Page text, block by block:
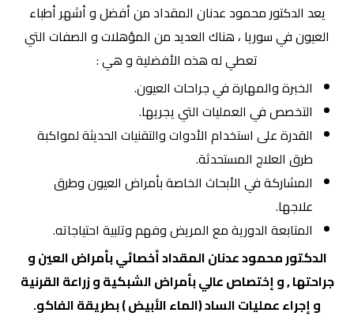
يعد الدكتور محمود عدنان المقداد من أفضل و أشهر أطباء
العيون في سوريا ، هناك العديد من المؤهلات و الصفات التي
تعطي له هذه الأفضلية و هي :
الخبرة والمهارة في جراحات العيون.
التخصص في العمليات التي يجريها.
القدرة على استخدام الأدوات والتقنيات الحديثة لمواكبة
طرق العلاج المستحدثة.
المشاركة في الأبحاث الخاصة بأمراض العيون وطرق
علاجها.
المتابعة الدورية مع المريض وفهم وتلبية احتياجاته.
الدكتور محمود عدنان المقداد أخصائي بأمراض العين و
جراحتها , و إختصاص عالي بأمراض الشبكية و زراعة القرنية
و إجراء عمليات الساد (الماء الأبيض ) بطريقة الفاكو.